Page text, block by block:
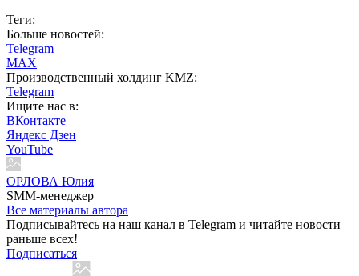
Теги:
Больше новостей:
Telegram
MAX
Производственный холдинг KMZ:
Telegram
Ищите нас в:
ВКонтакте
Яндекс Дзен
YouTube
ОРЛОВА Юлия
SMM-менеджер
Все материалы автора
Подписывайтесь на наш канал в Telegram и читайте новости
раньше всех!
Подписаться